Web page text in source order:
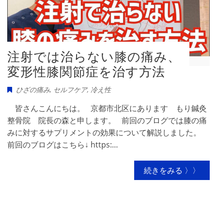
注射では治らない膝の痛み、
変形性膝関節症を治す方法
ひざの痛み, セルフケア, 冷え性
皆さんこんにちは。 京都市北区にあります もり鍼灸
整骨院 院長の森と申します。 前回のブログでは膝の痛
みに対するサプリメントの効果について解説しました。
前回のブログはこちら↓ https:…
続きをみる 〉〉